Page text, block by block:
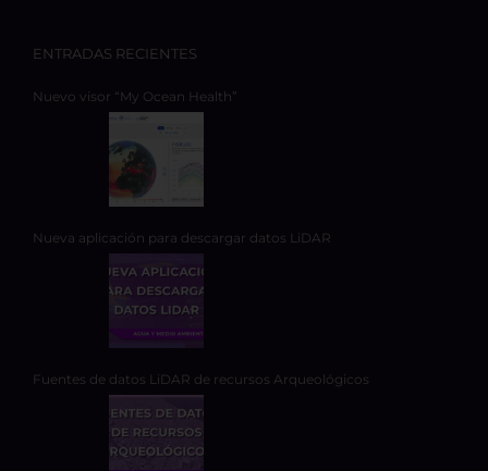
ENTRADAS RECIENTES
Nuevo visor “My Ocean Health”
Nueva aplicación para descargar datos LiDAR
Fuentes de datos LiDAR de recursos Arqueológicos